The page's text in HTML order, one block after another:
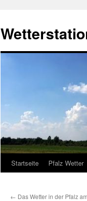
springen
Startseite Pfalz Wetter
← Das Wetter in der Pfalz